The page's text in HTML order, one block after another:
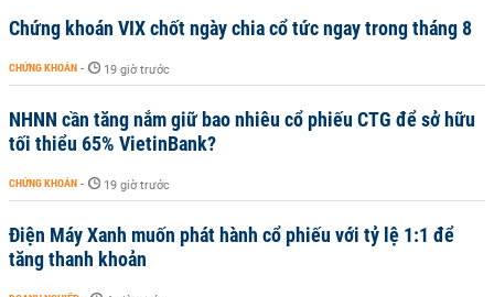
Chứng khoán VIX chốt ngày chia cổ tức ngay trong tháng 8
CHỨNG KHOÁN - 19 giờ trước
NHNN cần tăng nắm giữ bao nhiêu cổ phiếu CTG để sở hữu
tối thiểu 65% VietinBank?
CHỨNG KHOÁN - 19 giờ trước
Điện Máy Xanh muốn phát hành cổ phiếu với tỷ lệ 1:1 để
tăng thanh khoản